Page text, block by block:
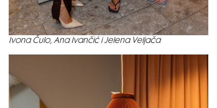
Ivona Čulo, Ana Ivančić i Jelena Veljača